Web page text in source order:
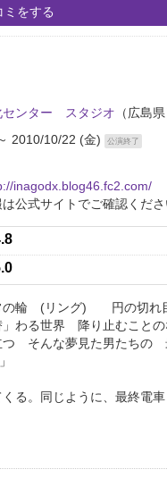
ミをする
センター スタジオ （広島県
2010/10/22 (金)
公演終了
inagodx.blog46.fc2.com/
公式サイトでご確認くださ
の輪 (リング) 円の切れ
わる世界 降り止むこと
つ そんな夢見た男たちの
る。同じように、最終電車